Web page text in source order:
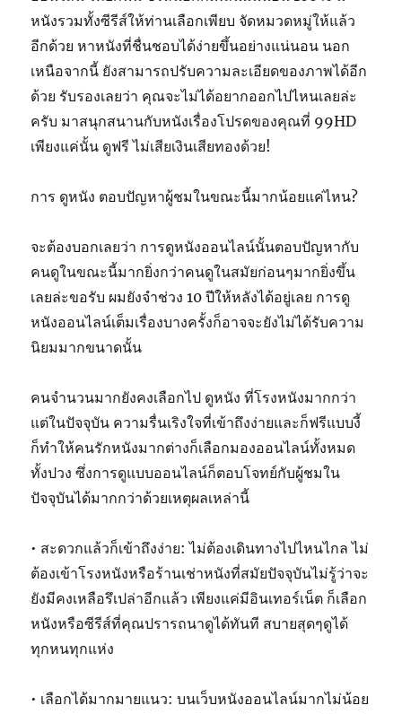
หนังรวมทั้งซีรีส์ให้ท่านเลือกเพียบ จัดหมวดหมู่ให้แล้ว
อีกด้วย หาหนังที่ชื่นชอบได้ง่ายขึ้นอย่างแน่นอน นอก
เหนือจากนี้ ยังสามารถปรับความละเอียดของภาพได้อีก
ด้วย รับรองเลยว่า คุณจะไม่ได้อยากออกไปไหนเลยล่ะ
ครับ มาสนุกสนานกับหนังเรื่องโปรดของคุณที่ 99HD
เพียงแค่นั้น ดูฟรี ไม่เสียเงินเสียทองด้วย!
การ ดูหนัง ตอบปัญหาผู้ชมในขณะนี้มากน้อยแค่ไหน?
จะต้องบอกเลยว่า การดูหนังออนไลน์นั้นตอบปัญหากับ
คนดูในขณะนี้มากยิ่งกว่าคนดูในสมัยก่อนๆมากยิ่งขึ้น
เลยล่ะขอรับ ผมยังจำช่วง 10 ปีให้หลังได้อยู่เลย การดู
หนังออนไลน์เต็มเรื่องบางครั้งก็อาจจะยังไม่ได้รับความ
นิยมมากขนาดนั้น
คนจำนวนมากยังคงเลือกไป ดูหนัง ที่โรงหนังมากกว่า
แต่ในปัจจุบัน ความรื่นเริงใจที่เข้าถึงง่ายและก็ฟรีแบบงี้
ก็ทำให้คนรักหนังมากต่างก็เลือกมองออนไลน์ทั้งหมด
ทั้งปวง ซึ่งการดูแบบออนไลน์ก็ตอบโจทย์กับผู้ชมใน
ปัจจุบันได้มากกว่าด้วยเหตุผลเหล่านี้
• สะดวกแล้วก็เข้าถึงง่าย: ไม่ต้องเดินทางไปไหนไกล ไม่
ต้องเข้าโรงหนังหรือร้านเช่าหนังที่สมัยปัจจุบันไม่รู้ว่าจะ
ยังมีคงเหลือรึเปล่าอีกแล้ว เพียงแค่มีอินเทอร์เน็ต ก็เลือก
หนังหรือซีรีส์ที่คุณปรารถนาดูได้ทันที สบายสุดๆดูได้
ทุกหนทุกแห่ง
• เลือกได้มากมายแนว: บนเว็บหนังออนไลน์มากไม่น้อย